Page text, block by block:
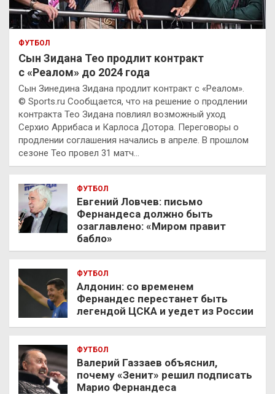
ФУТБОЛ
Сын Зидана Тео продлит контракт
с «Реалом» до 2024 года
Сын Зинедина Зидана продлит контракт с «Реалом».
© Sports.ru Сообщается, что на решение о продлении
контракта Тео Зидана повлиял возможный уход
Серхио Аррибаса и Карлоса Дотора. Переговоры о
продлении соглашения начались в апреле. В прошлом
сезоне Тео провел 31 матч…
ФУТБОЛ
Евгений Ловчев: письмо
Фернандеса должно быть
озаглавлено: «Миром правит
бабло»
ФУТБОЛ
Алдонин: со временем
Фернандес перестанет быть
легендой ЦСКА и уедет из России
ФУТБОЛ
Валерий Газзаев объяснил,
почему «Зенит» решил подписать
Марио Фернандеса